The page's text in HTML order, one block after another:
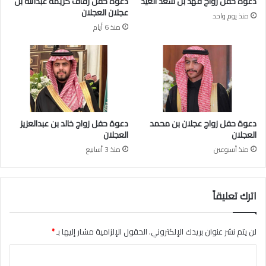
ل
ا
ا
ل
أ
م
ي
ر
ف
ص
ل
ل
منذ يوم واحد عجلان العجلان
منذ 6 أيام
دعوة حفل زواج عجلان بن محمد
العجلان
منذ أسبوعين
دعوة حفل زواج خالد بن عبدالعزيز
العجلان
منذ 3 أسابيع
اترك تعليقاً
لن يتم نشر عنوان بريدك الإلكتروني.الحقول الإلزامية مشار إليها بـ*